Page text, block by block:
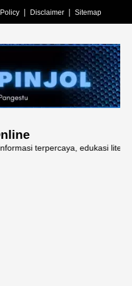
Disclaimer Sitemap
edukasi literasi